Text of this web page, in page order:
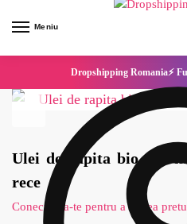
Meniu
Dropshipping Romania⚡
Ulei de rapita bio 375
rece
Conecteaza-te pentru a vedea